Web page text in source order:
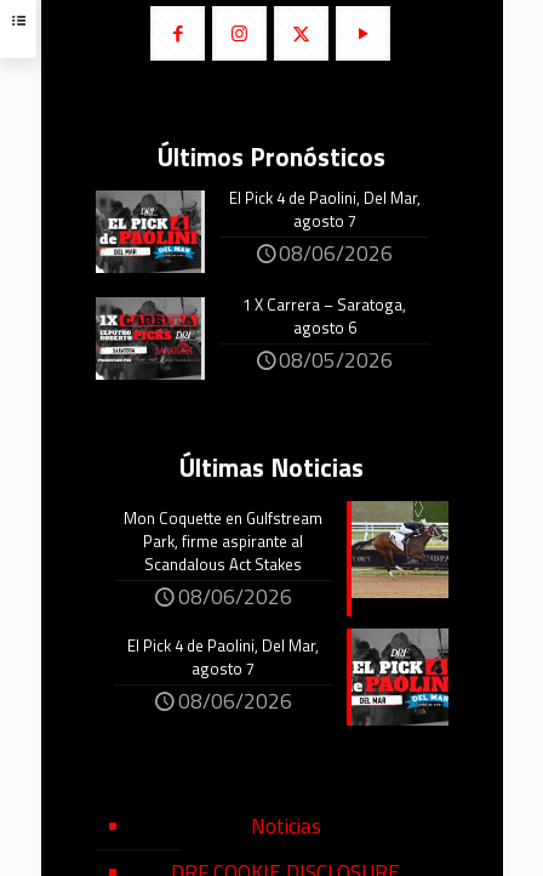
Últimos Pronósticos
El Pick 4 de Paolini, Del Mar,
agosto 7
08/06/2026
1 X Carrera – Saratoga,
agosto 6
08/05/2026
Últimas Noticias
Mon Coquette en Gulfstream
Park, firme aspirante al
Scandalous Act Stakes
08/06/2026
El Pick 4 de Paolini, Del Mar,
agosto 7
08/06/2026
Noticias